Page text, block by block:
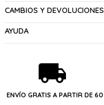
CAMBIOS Y DEVOLUCIONES
AYUDA
ENVÍO GRATIS A PARTIR DE 60